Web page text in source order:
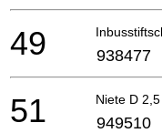
49 938477
Niete D
51 949510